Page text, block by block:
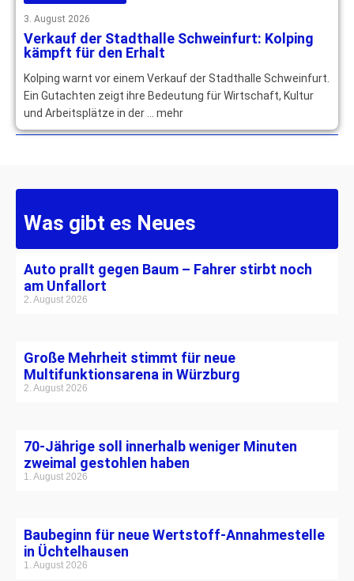
3. August 2026
Verkauf der Stadthalle Schweinfurt: Kolping
kämpft für den Erhalt
Kolping warnt vor einem Verkauf der Stadthalle Schweinfurt.
Ein Gutachten zeigt ihre Bedeutung für Wirtschaft, Kultur
und Arbeitsplätze in der … mehr
Was gibt es Neues
Auto prallt gegen Baum – Fahrer stirbt noch
am Unfallort
2. August 2026
Große Mehrheit stimmt für neue
Multifunktionsarena in Würzburg
2. August 2026
70-Jährige soll innerhalb weniger Minuten
zweimal gestohlen haben
1. August 2026
Baubeginn für neue Wertstoff-Annahmestelle
in Üchtelhausen
1. August 2026